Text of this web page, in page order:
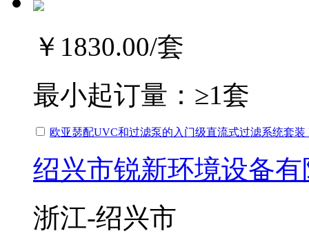
￥1830.00/套
最小起订量： ≥1套
欧亚瑟配UVC和过滤泵的入门级直流式过滤系统套装
绍兴市锐新环境设备
浙江-绍兴市